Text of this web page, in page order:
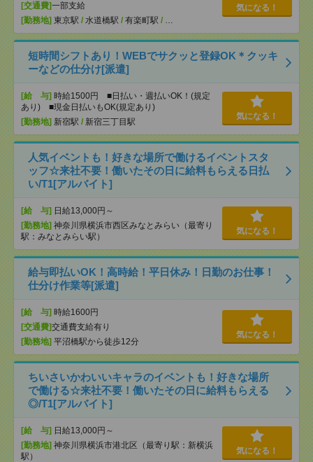
[交通費]一部支給
[勤務地] 東京駅 / 水道橋駅 / 有楽町駅 / …
気になる！
短時間シフトあり！WEBでサクッと登録OK＊クッキ
ーなどの仕分け[派遣]
[給 与] 時給1500円 ■日払い・週払いOK！(規定
あり) ■現金日払いもOK(規定あり)
[勤務地] 新宿駅 / 新宿三丁目駅
気になる！
人気イベントも！好きな場所で働けるイベントスタ
ッフ☆来社不要！働いたその日に給料もらえる日払
い/T1[アルバイト]
[給 与] 日給13,000円～
[勤務地] 神奈川県横浜市西区みなとみらい（最寄り
駅：みなとみらい駅）
気になる！
給与即払いOK！高時給！平日休み！日勤のお仕事！
仕分け作業等[派遣]
[給 与] 時給1600円
[交通費]交通費支給有り
[勤務地] 平沼橋駅から徒歩12分
気になる！
ちいさいかわいいキャラのイベントも！好きな場所
で働ける☆来社不要！働いたその日に給料もらえる
◎/T1[アルバイト]
[給 与] 日給13,000円～
[勤務地] 神奈川県横浜市港北区（最寄り駅：新横浜
駅）
気になる！